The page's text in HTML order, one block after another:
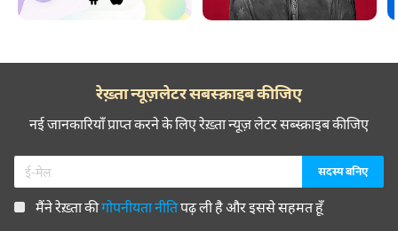
रेख़्ता न्यूज़लेटर सबस्क्राइब कीजिए
नई जानकारियाँ प्राप्त करने के लिए रेख़्ता न्यूज़ लेटर सब्स्क्राइब कीजिए
मैंने रेख़्ता कीगोपनीयता नीतिपढ़ ली है और इससे सहमत हूँ